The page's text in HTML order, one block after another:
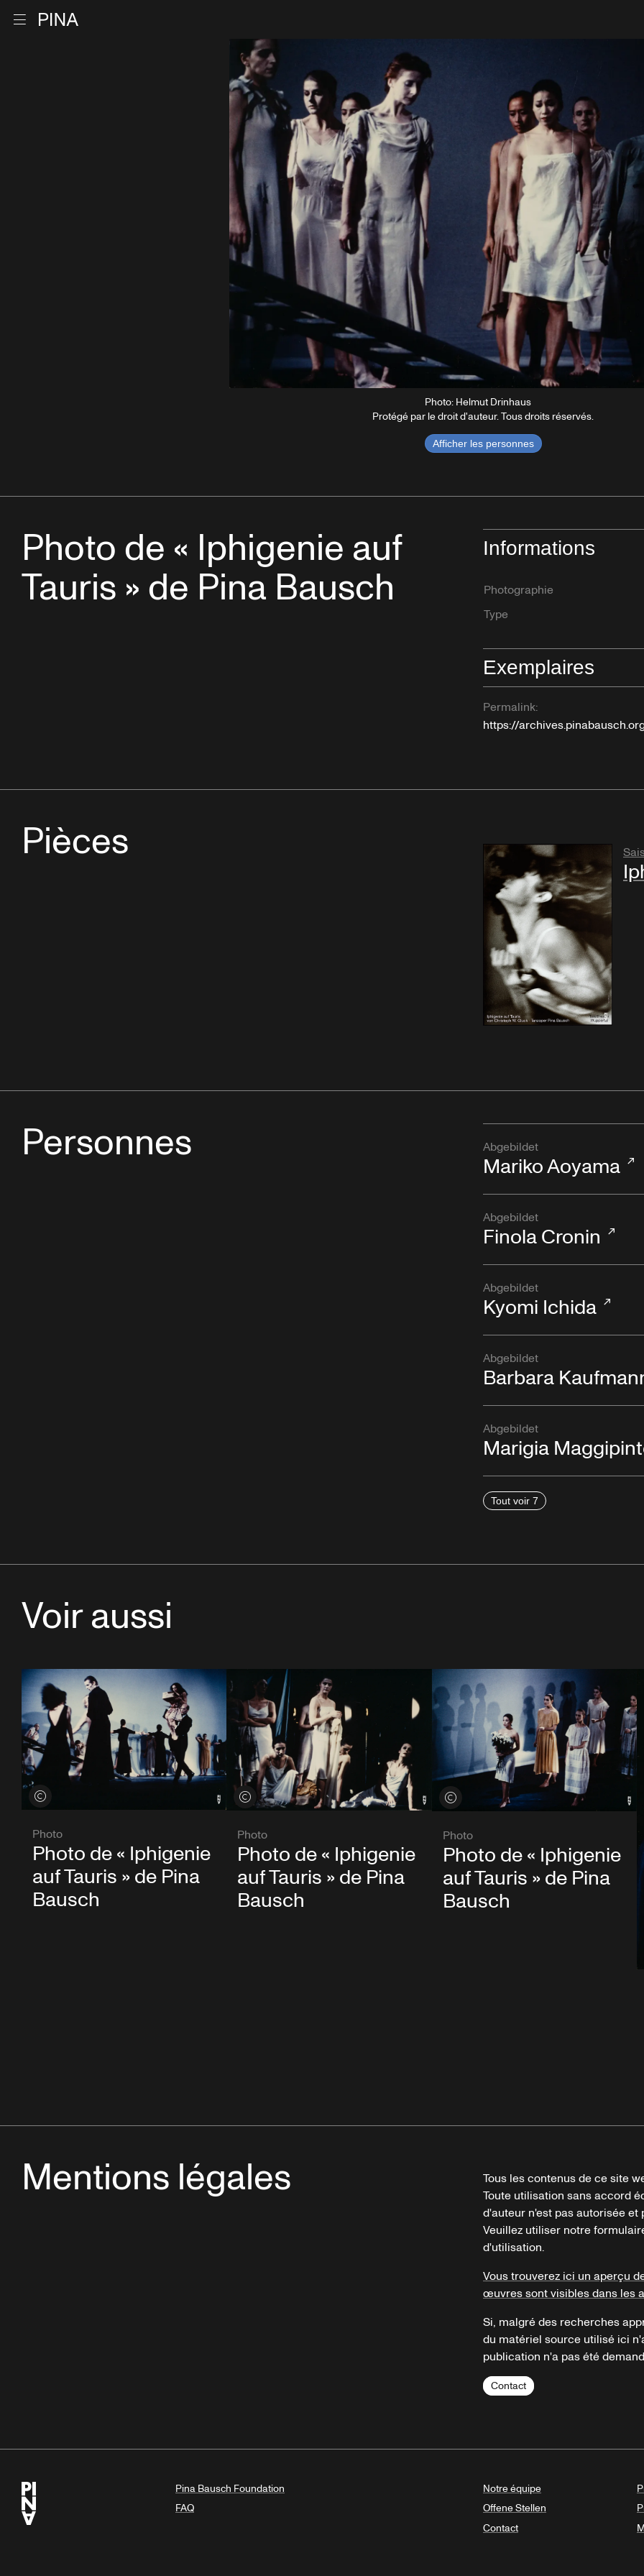
Ouvrir le menu
Photo: Helmut Drinhaus
Protégé par le droit d'auteur. Tous droits réservés.
Afficher les personnes
Photo de « Iphigenie auf
Tauris » de Pina Bausch
Informations
Photographie
Type
Exemplaires
Permalink:
https://
Pièces
Personnes Abgebildet
Mariko Aoyama
Abgebildet
Finola Cronin
Abgebildet
Kyomi Ichida
Abgebildet
Barbara
Abgebildet
Marigia
Tout voir 7
Voir aussi
Voir les crédits
Photo
Photo de « Iphigenie
auf Tauris » de Pina
Bausch
Voir les crédits
Photo
Photo de « Iphigenie
auf Tauris » de Pina
Bausch
Voir les crédits
Photo
Photo de « Iphigenie
auf Tauris » de Pina
Bausch
Mentions légales
Tous les contenus de ce site
Toute utilisation sans accord
d'auteur n'est pas autorisée
Veuillez utiliser notre
d'utilisation.
Vous trouverez ici un aperçu
œuvres sont visibles dans les
Si, malgré des recherches
du matériel source utilisé ici
publication n'a pas été
Contact
Pina Bausch Foundation
FAQ
Notre équipe
Offene Stellen
Contact